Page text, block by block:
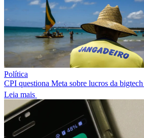
Política
CPI questiona Meta sobre lucros da
Leia mais